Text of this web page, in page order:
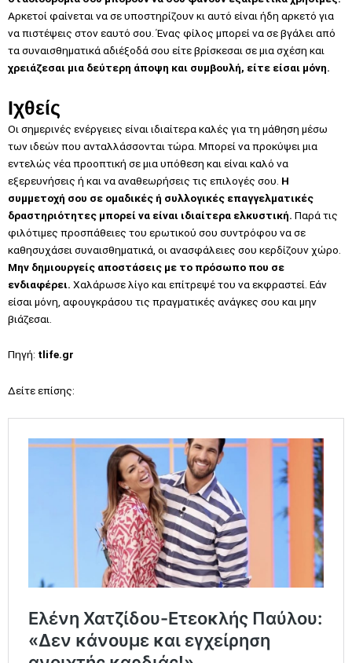
Αρκετοί φαίνεται να σε υποστηρίζουν κι αυτό είναι ήδη αρκετό για
να πιστέψεις στον εαυτό σου. Ένας φίλος μπορεί να σε βγάλει από
τα συναισθηματικά αδιέξοδά σου είτε βρίσκεσαι σε μια σχέση και
χρειάζεσαι μια δεύτερη άποψη και συμβουλή, είτε είσαι μόνη.
Ιχθείς
Οι σημερινές ενέργειες είναι ιδιαίτερα καλές για τη μάθηση μέσω
των ιδεών που ανταλλάσσονται τώρα. Μπορεί να προκύψει μια
εντελώς νέα προοπτική σε μια υπόθεση και είναι καλό να
εξερευνήσεις ή και να αναθεωρήσεις τις επιλογές σου. Η
συμμετοχή σου σε ομαδικές ή συλλογικές επαγγελματικές
δραστηριότητες μπορεί να είναι ιδιαίτερα ελκυστική. Παρά τις
φιλότιμες προσπάθειες του ερωτικού σου συντρόφου να σε
καθησυχάσει συναισθηματικά, οι ανασφάλειες σου κερδίζουν χώρο.
Μην δημιουργείς αποστάσεις με το πρόσωπο που σε
ενδιαφέρει. Χαλάρωσε λίγο και επίτρεψέ του να εκφραστεί. Εάν
είσαι μόνη, αφουγκράσου τις πραγματικές ανάγκες σου και μην
βιάζεσαι.
Πηγή: tlife.gr
Δείτε επίσης: